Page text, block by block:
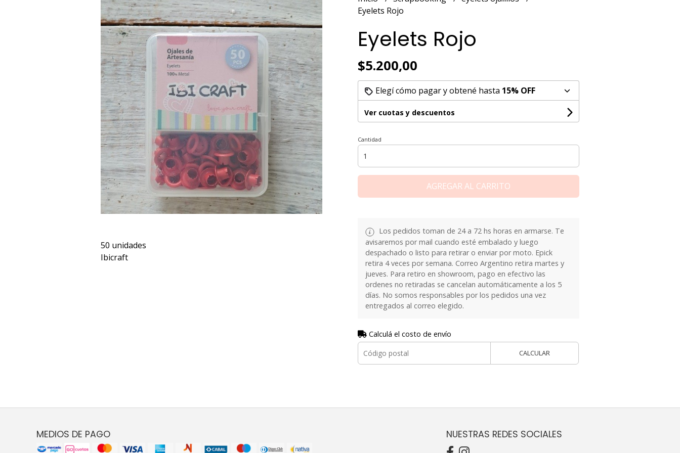
50 unidades
Ibicraft
Eyelets Rojo
Eyelets Rojo
$5.200,00
Elegí cómo pagar y obtené hasta 15% OFF
Ver cuotas y descuentos
Cantidad
AGREGAR AL CARRITO
Los pedidos toman de 24 a 72 hs horas en armarse. Te
avisaremos por mail cuando esté embalado y luego
despachado o listo para retirar o enviar por moto. Epick
retira 4 veces por semana. Correo Argentino retira martes y
jueves. Para retiro en showroom, pago en efectivo las
ordenes no retiradas se cancelan automáticamente a los 5
días. No somos responsables por los pedidos una vez
entregados al correo elegido.
Calculá el costo de envío
CALCULAR
MEDIOS DE PAGO NUESTRAS REDES SOCIALES